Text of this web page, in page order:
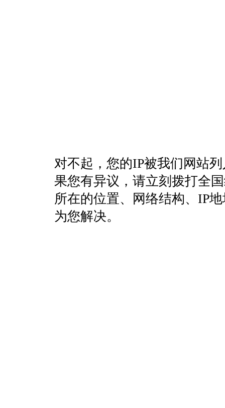
对不起，您的IP被我们网站
果您有异议，请立刻拨打全
所在的位置、网络结构、IP
为您解决。